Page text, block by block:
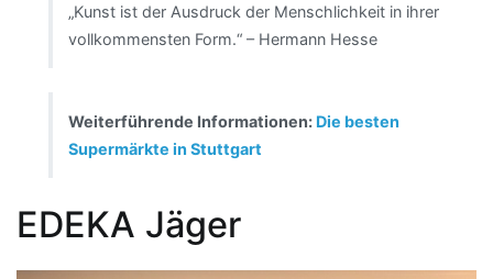
„Kunst ist der Ausdruck der Menschlichkeit in ihrer
vollkommensten Form.“ – Hermann Hesse
Weiterführende Informationen: Die besten
Supermärkte in Stuttgart
EDEKA Jäger